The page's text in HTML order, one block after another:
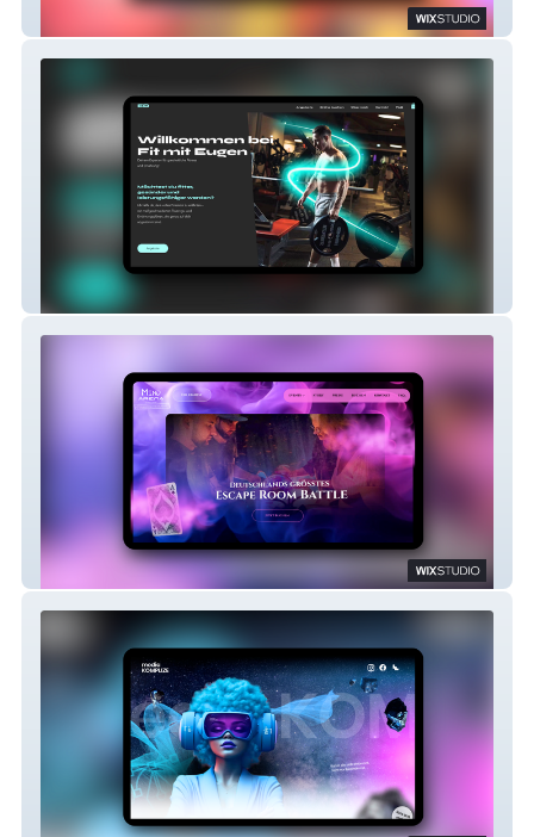
Quizy Düsseldorf
fitmiteugen
Mind Arena Düsseldorf